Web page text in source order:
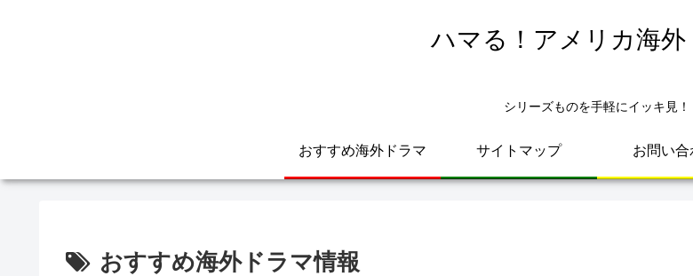
ハマる！アメリカ海外
シリーズものを手軽にイッキ見！
おすすめ海外ドラマ サイトマップ お問い合
おすすめ海外ドラマ情報